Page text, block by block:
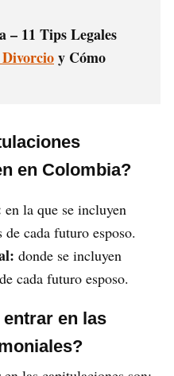
– 11 Tips Legales
Divorcioy Cómo
en Colombia?
en la que se incluyen
cada futuro esposo.
donde se incluyen
cada futuro esposo.
entrar en las